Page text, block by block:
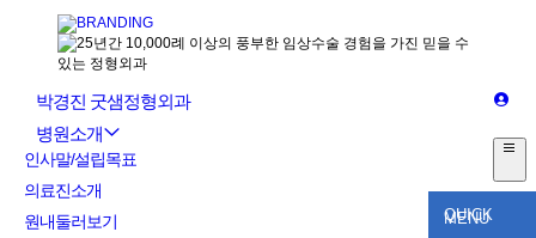
QUICK
MENU
박경진 굿샘정형외과
병원소개
인사말/설립목표
의료진소개
원내둘러보기